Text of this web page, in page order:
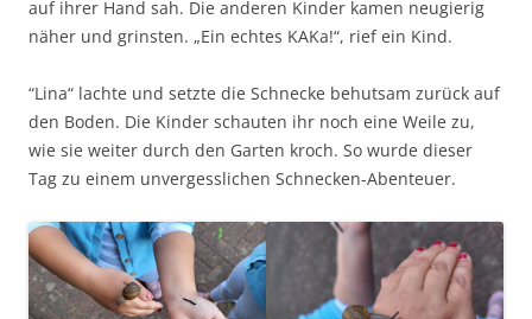
auf ihrer Hand sah. Die anderen Kinder kamen neugierig
näher und grinsten. „Ein echtes KAKa!“, rief ein Kind.
“Lina“ lachte und setzte die Schnecke behutsam zurück auf
den Boden. Die Kinder schauten ihr noch eine Weile zu,
wie sie weiter durch den Garten kroch. So wurde dieser
Tag zu einem unvergesslichen Schnecken-Abenteuer.